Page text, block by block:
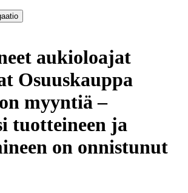
aukioloajat
Osuuskauppa
myyntiä –
tuotteineen ja
on onnistunut